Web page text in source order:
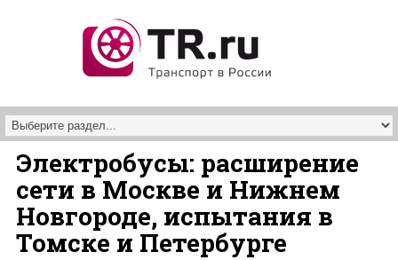
Электробусы: расширение
сети в Москве и Нижнем
Новгороде, испытания в
Томске и Петербурге